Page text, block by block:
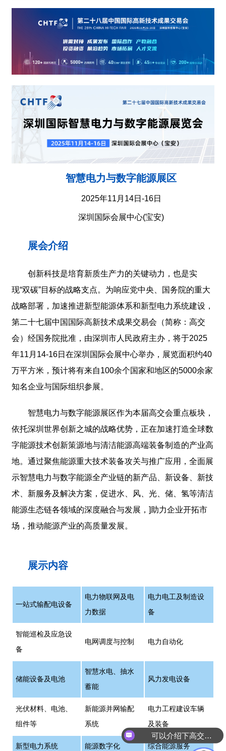
智慧电力与数字能源展区
2025年11月14日-16日
深圳国际会展中心(宝安)
展会介绍
创新科技是培育新质生产力的关键动力，也是实
现“双碳”目标的战略支点。为响应党中央、国务院的重大
战略部署，加速推进新型能源体系和新型电力系统建设，
第二十七届中国国际高新技术成果交易会（简称：高交
会）经国务院批准，由深圳市人民政府主办，将于2025
年11月14-16日在深圳国际会展中心举办，展览面积约40
万平方米，预计将有来自100余个国家和地区的5000余家
知名企业与国际组织参展。
智慧电力与数字能源展区作为本届高交会重点板块，
依托深圳世界创新之城的战略优势，正在加速打造全球数
字能源技术创新策源地与清洁能源高端装备制造的产业高
地。通过聚焦能源重大技术装备攻关与推广应用，全面展
示智慧电力与数字能源全产业链的新产品、新设备、新技
术、新服务及解决方案，促进水、风、光、储、氢等清洁
能源生态链各领域的深度融合与发展，]助力企业开拓市
场，推动能源产业的高质量发展。
展示内容
一站式输配电设备
电力物联网及电
力数据
电力电工及制造设
备
智能巡检及应急设
备
电网调度与控制 电力自动化
储能设备及电池
智慧水电、抽水
蓄能
风力发电设备
光伏材料、电池、
组件等
新能源并网输配
系统
电力工程建设车辆
及装备
新型电力系统 能源数字化 综合能源服务
你们是怎么收费的呢